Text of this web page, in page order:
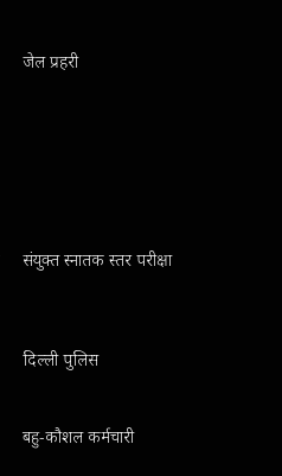
जेल प्रहरी
संयुक्त स्नातक स्तर परीक्षा
दिल्ली पुलिस
बहु-कौशल कर्मचारी